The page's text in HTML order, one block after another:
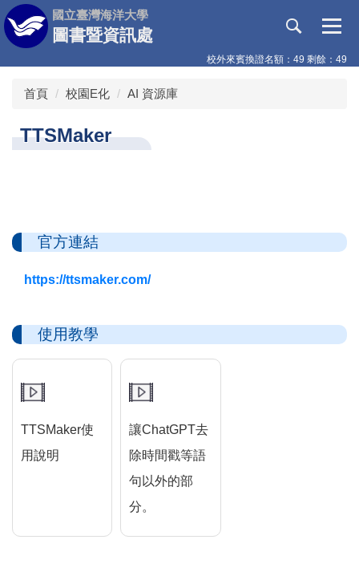
跳
到
主
要
國立臺灣海洋大學
圖書暨資訊處
校外來賓換證名額：49 剩餘：49
首頁 校園E化 AI 資源庫
TTSMaker
官方連結
https://ttsmaker.com/
使用教學
TTSMaker使
用說明
讓ChatGPT去
除時間戳等語
句以外的部
分。